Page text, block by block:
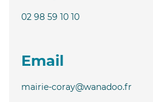
02 98 59 10 10
Email
mairie-coray@wanadoo.fr